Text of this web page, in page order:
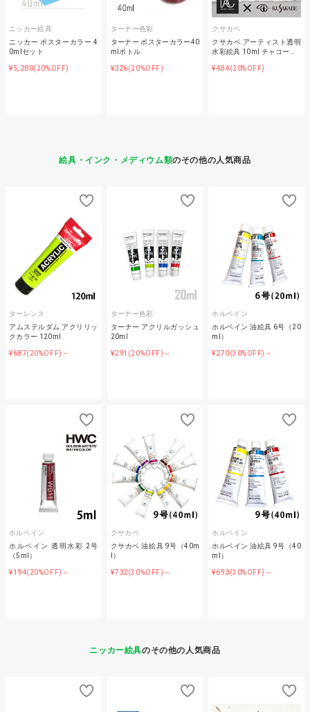
ニッカー絵具
ニッカー ポスターカラー 4
0mlセット
¥5,280(20%OFF)
ターナー色彩
ターナー ポスターカラー40
mlボトル
¥326(20%OFF)
クサカベ
クサカベ アーティスト透明
水彩絵具 10ml チャコー…
¥484(20%OFF)
絵具・インク・メディウム類のその他の人気商品
ターレンス
アムステルダム アクリリッ
クカラー 120ml
¥687(20%OFF)～
ターナー色彩
ターナー アクリルガッシュ
20ml
¥291 (20%OFF)～
ホルベイン
ホルベイン 油絵具 6号（20
ml）
¥270(30%OFF)～
ホルベイン
ホルベイン 透明水彩 2号
（5ml）
¥194(20%OFF)～
クサカベ
クサカベ 油絵具 9号（40m
l）
¥732(30%OFF)～
ホルベイン
ホルベイン 油絵具 9号（40
ml）
¥693(30%OFF)～
ニッカー絵具のその他の人気商品